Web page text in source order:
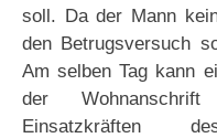
soll. Da der Mann
den Betrugsversuch
Am selben Tag kann
der
Einsatzkräften